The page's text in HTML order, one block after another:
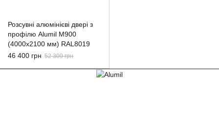
Розсувні алюмінієві двері з
профілю Alumil M900
(4000x2100 мм) RAL8019
46 400 грн 52 300 грн